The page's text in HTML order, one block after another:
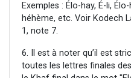
Exemples : Élo-hay, É-li,
héhème, etc. Voir Kodech
1, note 7.
6. Il est à noter qu’il est
toutes les lettres finales